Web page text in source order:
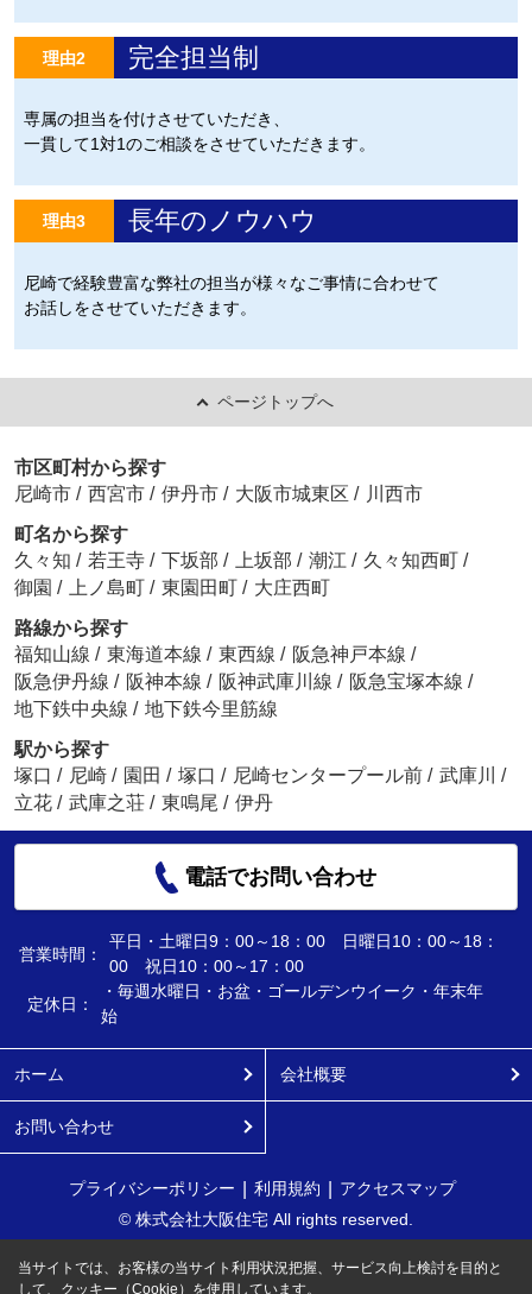
理由2 完全担当制
専属の担当を付けさせていただき、
一貫して1対1のご相談をさせていただきます。
理由3 長年のノウハウ
尼崎で経験豊富な弊社の担当が様々なご事情に合わせて
お話しをさせていただきます。
ページトップへ
市区町村から探す
尼崎市 / 西宮市 / 伊丹市 / 大阪市城東区 / 川西市
町名から探す
久々知 / 若王寺 / 下坂部 / 上坂部 / 潮江 / 久々知西町 /
御園 / 上ノ島町 / 東園田町 / 大庄西町
路線から探す
福知山線 / 東海道本線 / 東西線 / 阪急神戸本線 /
阪急伊丹線 / 阪神本線 / 阪神武庫川線 / 阪急宝塚本線 /
地下鉄中央線 / 地下鉄今里筋線
駅から探す
塚口 / 尼崎 / 園田 / 塚口 / 尼崎センタープール前 / 武庫川
/
立花 / 武庫之荘 / 東鳴尾 / 伊丹
電話でお問い合わせ
営業時間：
平日・土曜日9：00～18：00 日曜日10：00～18：
00 祝日10：00～17：00
定休日：
・毎週水曜日・お盆・ゴールデンウイーク・年末年
始
ホーム 会社概要
お問い合わせ
プライバシーポリシー 利用規約
アクセスマップ
© 株式会社大阪住宅 All rights reserved.
当サイトでは、お客様の当サイト利用状況把握、サービス向上検討を目的と
して、クッキー（Cookie）を使用しています。